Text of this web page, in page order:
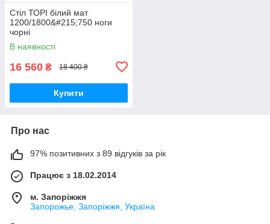
Стіл ТОРІ білий мат
1200/1800&#215;750 ноги
чорні
В наявності
16 560 ₴ 18 400 ₴
Купити
Про нас
97% позитивних з 89 відгуків за рік
Працює з 18.02.2014
м. Запоріжжя
Запорожье, Запоріжжя, Україна